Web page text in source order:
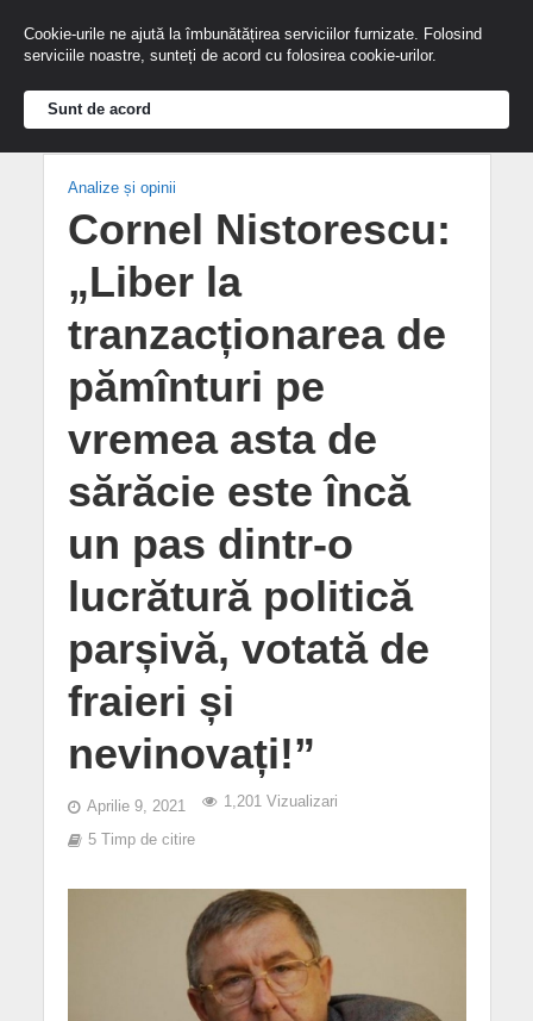
Analize și opinii
Cornel Nistorescu:
„Liber la
tranzacționarea de
pămînturi pe
vremea asta de
sărăcie este încă
un pas dintr-o
lucrătură politică
parșivă, votată de
fraieri și
nevinovați!”
Aprilie 9, 2021 1,201 Vizualizari
5 Timp de citire
Cookie-urile ne ajută la îmbunătățirea serviciilor furnizate. Folosind
serviciile noastre, sunteți de acord cu folosirea cookie-urilor.
Sunt de acord